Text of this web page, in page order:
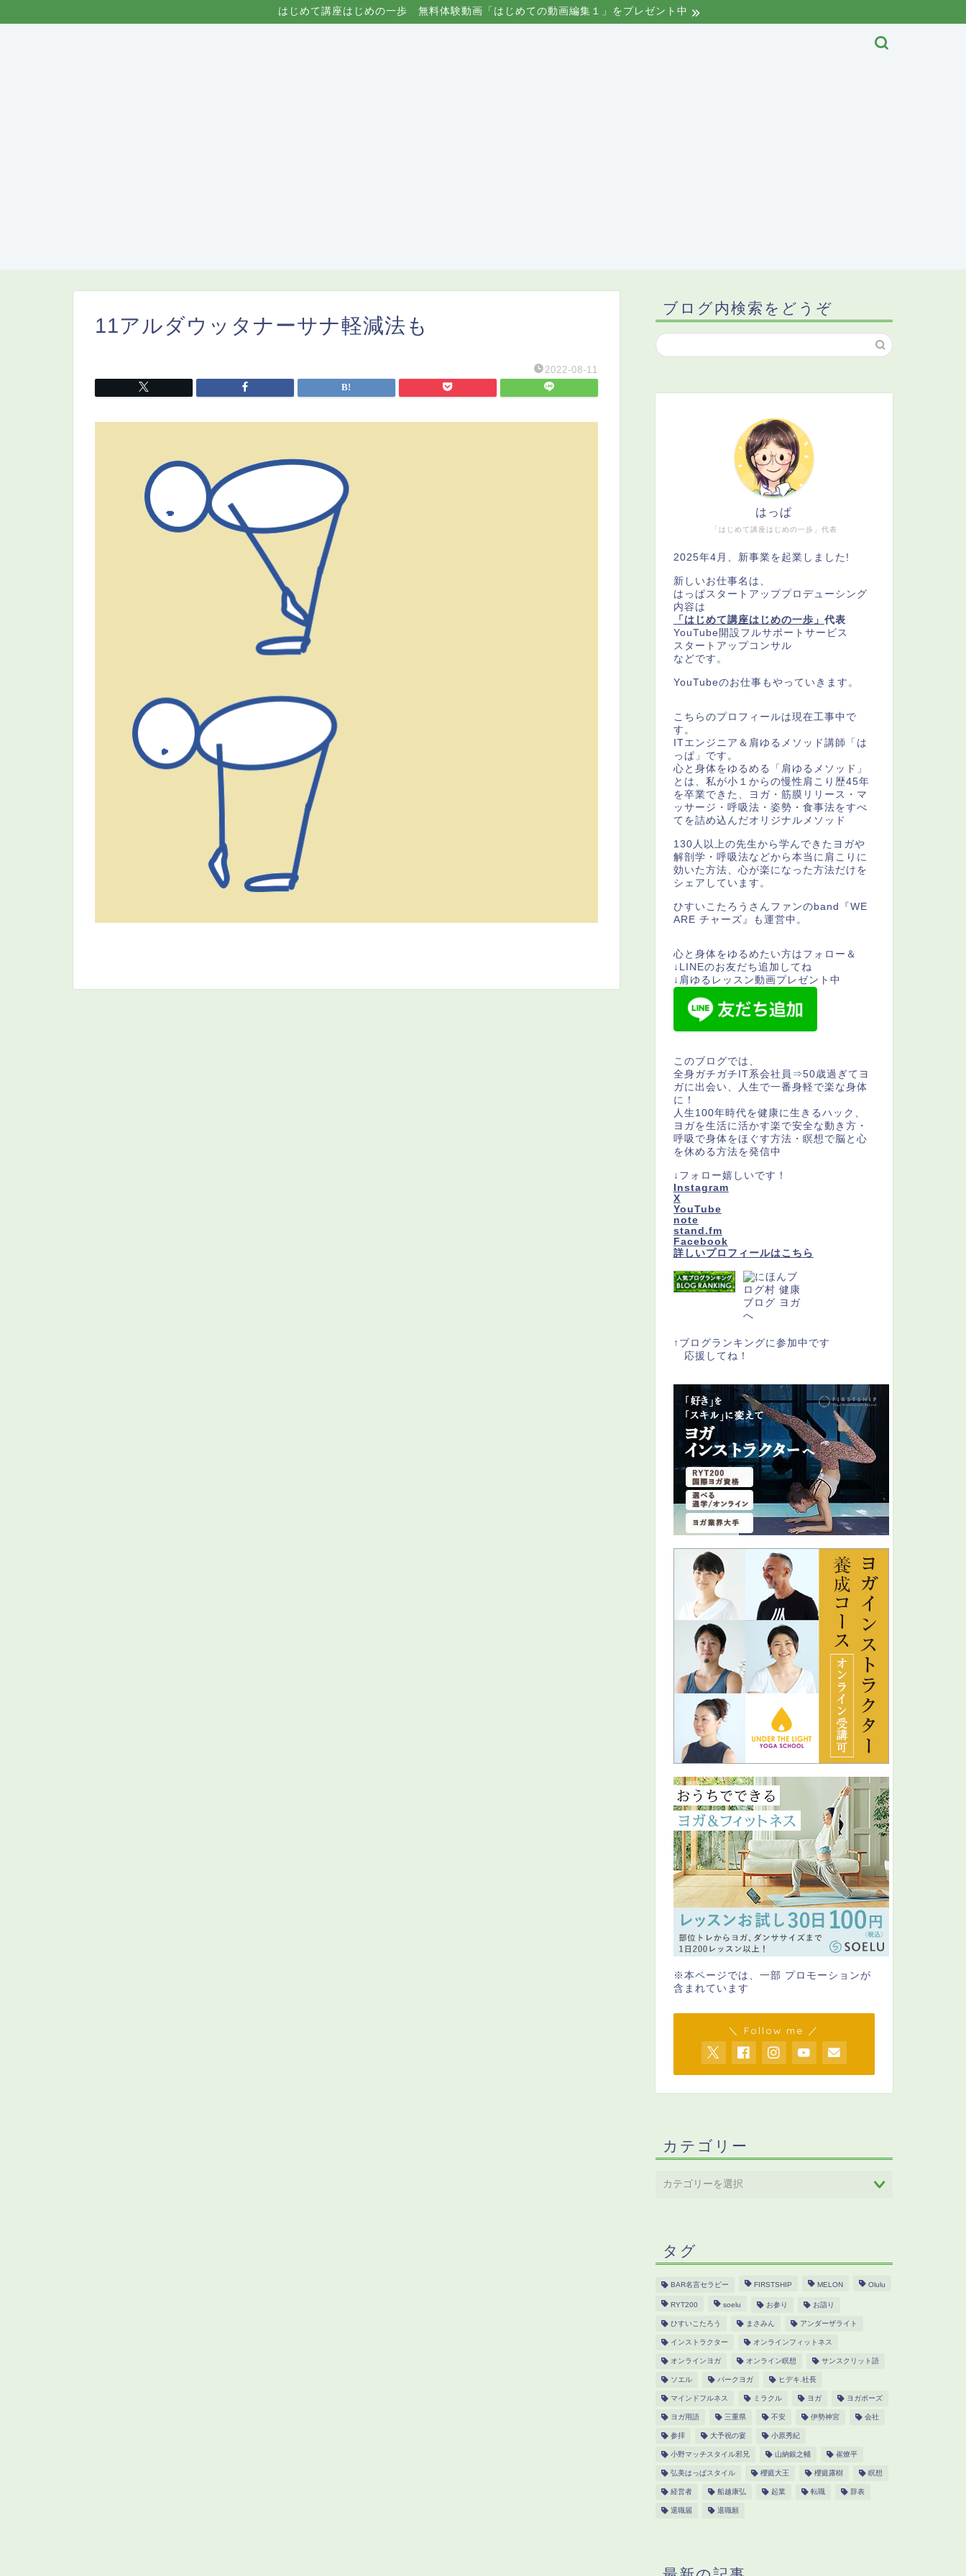
はじめて講座はじめの一歩 無料体験動画「はじめての動画編集１」をプレゼント中
11アルダウッタナーサナ軽減法も
2022-08-11
ブログ内検索をどうぞ
「はじめて講座はじめの一歩」代表
はっぱ
2025年4月、新事業を起業しました!
新しいお仕事名は、
はっぱスタートアッププロデューシング
内容は
「はじめて講座はじめの一歩」 代表
YouTube開設フルサポートサービス
スタートアップコンサル
などです。
YouTubeのお仕事もやっていきます。
こちらのプロフィールは現在工事中で
す。
ITエンジニア＆肩ゆるメソッド講師「は
っぱ」です。
心と身体をゆるめる「肩ゆるメソッド」
とは、私が小１からの慢性肩こり歴45年
を卒業できた、ヨガ・筋膜リリース・マ
ッサージ・呼吸法・姿勢・食事法をすべ
てを詰め込んだオリジナルメソッド
130人以上の先生から学んできたヨガや
解剖学・呼吸法などから本当に肩こりに
効いた方法、心が楽になった方法だけを
シェアしています。
ひすいこたろうさんファンのband『WE
ARE チャーズ』も運営中。
心と身体をゆるめたい方はフォロー＆
↓LINEのお友だち追加してね
↓肩ゆるレッスン動画プレゼント中
このブログでは、
全身ガチガチIT系会社員⇒50歳過ぎてヨ
ガに出会い、人生で一番身軽で楽な身体
に！
人生100年時代を健康に生きるハック、
ヨガを生活に活かす楽で安全な動き方・
呼吸で身体をほぐす方法・瞑想で脳と心
を休める方法を発信中
↓フォロー嬉しいです！
Instagram
X
YouTube
note
stand.fm
Facebook
詳しいプロフィールはこちら
↑ブログランキングに参加中です
応援してね！
※本ページでは、一部 プロモーションが
含まれています
＼ Follow me ／
カテゴリー
タグ
BAR名言セラピー FIRSTSHIP MELON Olulu
RYT200 soelu お参り お詣り
ひすいこたろう まさみん アンダーザライト
インストラクター オンラインフィットネス
オンラインヨガ オンライン瞑想 サンスクリット語
ソエル パークヨガ ヒデキ.社長
マインドフルネス ミラクル ヨガ ヨガポーズ
ヨガ用語 三重県 不安 伊勢神宮 会社
参拝 大予祝の宴 小原秀紀
小野マッチスタイル邪兄 山納銀之輔 崔燎平
弘美はっぱスタイル 櫻庭大王 櫻庭露樹 瞑想
経営者 船越康弘 起業 転職 辞表
退職届 退職願